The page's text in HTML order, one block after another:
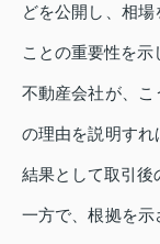
どを公開し、相
ことの重要性を示
不動産会社が、
の理由を説明すれ
結果として取引後
一方で、根拠を